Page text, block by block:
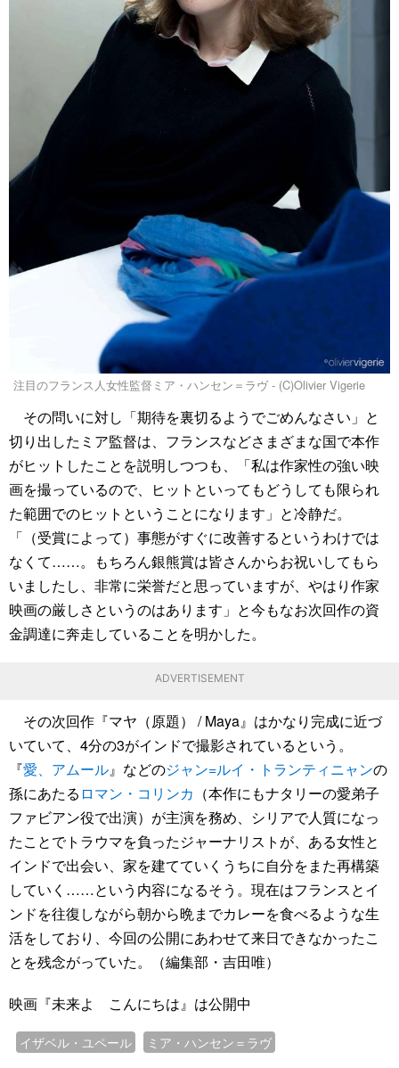
注目のフランス人女性監督ミア・ハンセン＝ラヴ - (C)Olivier Vigerie
その問いに対し「期待を裏切るようでごめんなさい」と
切り出したミア監督は、フランスなどさまざまな国で本作
がヒットしたことを説明しつつも、「私は作家性の強い映
画を撮っているので、ヒットといってもどうしても限られ
た範囲でのヒットということになります」と冷静だ。
「（受賞によって）事態がすぐに改善するというわけでは
なくて……。もちろん銀熊賞は皆さんからお祝いしてもら
いましたし、非常に栄誉だと思っていますが、やはり作家
映画の厳しさというのはあります」と今もなお次回作の資
金調達に奔走していることを明かした。
ADVERTISEMENT
その次回作『マヤ（原題） / Maya』はかなり完成に近づ
いていて、4分の3がインドで撮影されているという。
『愛、アムール』などのジャン=ルイ・トランティニャンの
孫にあたる ロマン・コリンカ （本作にもナタリーの愛弟子
ファビアン役で出演）が主演を務め、シリアで人質になっ
たことでトラウマを負ったジャーナリストが、ある女性と
インドで出会い、家を建てていくうちに自分をまた再構築
していく……という内容になるそう。現在はフランスとイ
ンドを往復しながら朝から晩までカレーを食べるような生
活をしており、今回の公開にあわせて来日できなかったこ
とを残念がっていた。（編集部・吉田唯）
映画『未来よ こんにちは』は公開中
イザベル・ユペール ミア・ハンセン＝ラヴ